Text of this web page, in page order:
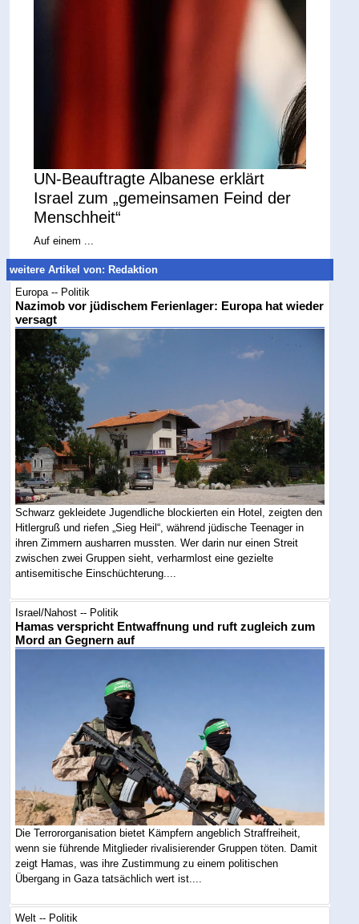
UN-Beauftragte Albanese erklärt
Israel zum „gemeinsamen Feind der
Menschheit“
Auf einem ...
weitere Artikel von: Redaktion
Europa -- Politik
Nazimob vor jüdischem Ferienlager: Europa hat wieder
versagt
Schwarz gekleidete Jugendliche blockierten ein Hotel, zeigten den
Hitlergruß und riefen „Sieg Heil“, während jüdische Teenager in
ihren Zimmern ausharren mussten. Wer darin nur einen Streit
zwischen zwei Gruppen sieht, verharmlost eine gezielte
antisemitische Einschüchterung....
Israel/Nahost -- Politik
Hamas verspricht Entwaffnung und ruft zugleich zum
Mord an Gegnern auf
Die Terrororganisation bietet Kämpfern angeblich Straffreiheit,
wenn sie führende Mitglieder rivalisierender Gruppen töten. Damit
zeigt Hamas, was ihre Zustimmung zu einem politischen
Übergang in Gaza tatsächlich wert ist....
Welt -- Politik